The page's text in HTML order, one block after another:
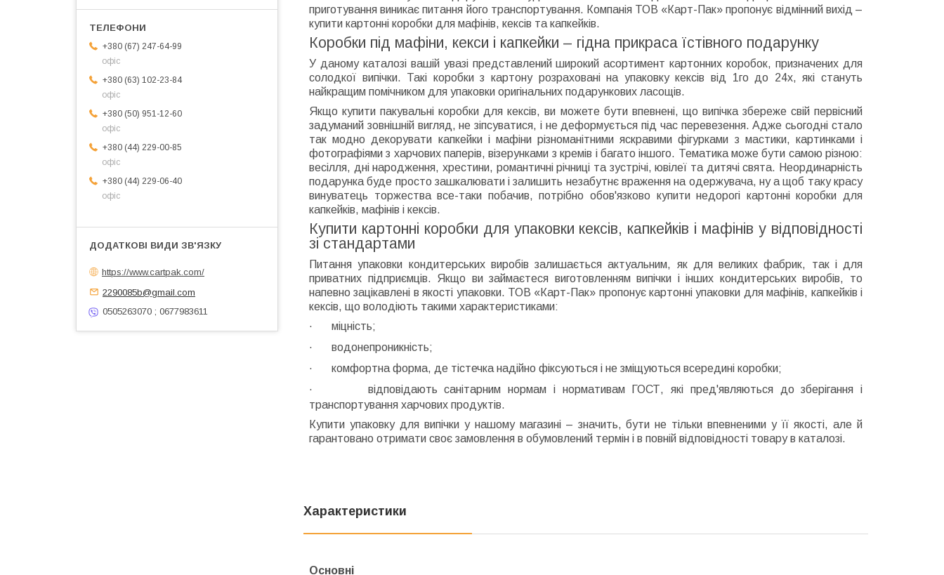
приготування виникає питання його транспортування. Компанія ТОВ «Карт-Пак» пропонує відмінний вихід –
купити картонні коробки для мафінів, кексів та капкейків.
Коробки під мафіни, кекси і капкейки – гідна прикраса їстівного подарунку
У даному каталозі вашій увазі представлений широкий асортимент картонних коробок, призначених для
солодкої випічки. Такі коробки з картону розраховані на упаковку кексів від 1го до 24х, які стануть
найкращим помічником для упаковки оригінальних подарункових ласощів.
Якщо купити пакувальні коробки для кексів, ви можете бути впевнені, що випічка збереже свій первісний
задуманий зовнішній вигляд, не зіпсуватися, і не деформується під час перевезення. Адже сьогодні стало
так модно декорувати капкейки і мафіни різноманітними яскравими фігурками з мастики, картинками і
фотографіями з харчових паперів, візерунками з кремів і багато іншого. Тематика може бути самою різною:
весілля, дні народження, хрестини, романтичні річниці та зустрічі, ювілеї та дитячі свята. Неординарність
подарунка буде просто зашкалювати і залишить незабутнє враження на одержувача, ну а щоб таку красу
винуватець торжества все-таки побачив, потрібно обов'язково купити недорогі картонні коробки для
капкейків, мафінів і кексів.
Купити картонні коробки для упаковки кексів, капкейків і мафінів у відповідності
зі стандартами
Питання упаковки кондитерських виробів залишається актуальним, як для великих фабрик, так і для
приватних підприємців. Якщо ви займаєтеся виготовленням випічки і інших кондитерських виробів, то
напевно зацікавлені в якості упаковки. ТОВ «Карт-Пак» пропонує картонні упаковки для мафінів, капкейків і
кексів, що володіють такими характеристиками:
·
міцність;
·
водонепроникність;
·
комфортна форма, де тістечка надійно фіксуються і не зміщуються всередині коробки;
·
відповідають санітарним нормам і нормативам ГОСТ, які пред'являються до зберігання і
транспортування харчових продуктів.
Купити упаковку для випічки у нашому магазині – значить, бути не тільки впевненими у її якості, але й
гарантовано отримати своє замовлення в обумовлений термін і в повній відповідності товару в каталозі.
Характеристики
Основні
+380 (67) 247-64-99
офіс
+380 (63) 102-23-84
офіс
+380 (50) 951-12-60
офіс
+380 (44) 229-00-85
офіс
+380 (44) 229-06-40
офіс
https://www.cartpak.com/
2290085b@gmail.com
0505263070 ; 0677983611